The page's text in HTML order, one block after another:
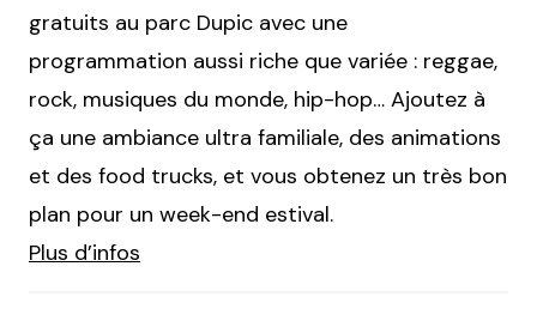
gratuits au parc Dupic avec une
programmation aussi riche que variée : reggae,
rock, musiques du monde, hip-hop… Ajoutez à
ça une ambiance ultra familiale, des animations
et des food trucks, et vous obtenez un très bon
plan pour un week-end estival.
Plus d’infos